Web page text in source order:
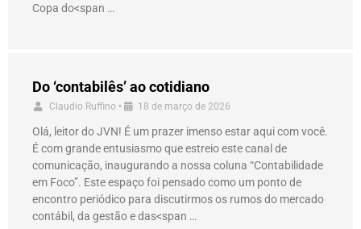
Copa do<span …
Do ‘contabilês’ ao cotidiano
Claudio Ruffino • 18 de março de 2026
Olá, leitor do JVN! É um prazer imenso estar aqui com você.
É com grande entusiasmo que estreio este canal de
comunicação, inaugurando a nossa coluna “Contabilidade
em Foco”. Este espaço foi pensado como um ponto de
encontro periódico para discutirmos os rumos do mercado
contábil, da gestão e das<span …